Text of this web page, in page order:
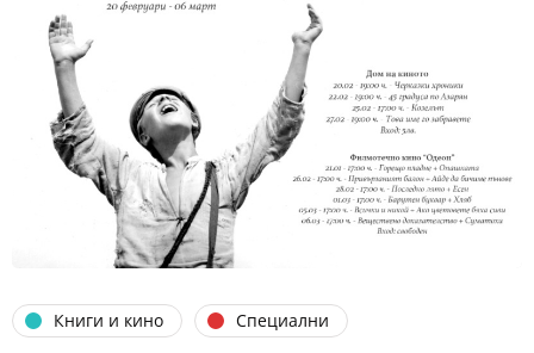
Книги и кино Специални